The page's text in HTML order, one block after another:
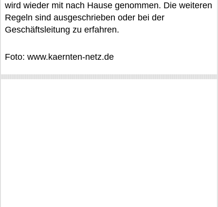
wird wieder mit nach Hause genommen. Die weiteren
Regeln sind ausgeschrieben oder bei der
Geschäftsleitung zu erfahren.
Foto: www.kaernten-netz.de